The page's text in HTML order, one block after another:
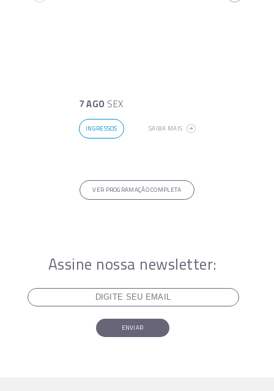
7 AGO SEX
INGRESSOS SAIBA MAIS
VER PROGRAMAÇÃO COMPLETA
Assine nossa newsletter:
ENVIAR